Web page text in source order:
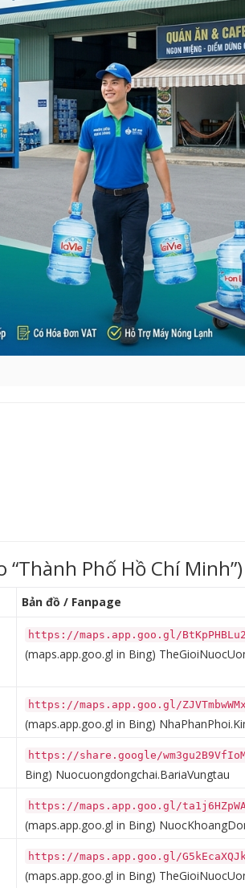
Phố Hồ Chí Minh”)
Bản đồ / Fanpage
https://maps.app.goo.gl/
(maps.app.goo.gl in Bing)
https://maps.app.goo.gl/
(maps.app.goo.gl in Bing)
https://share.google/
Bing) Nuocuongdongchai.BariaVungtau
https://maps.app.goo.gl/
(maps.app.goo.gl in Bing)
https://maps.app.goo.gl/
(maps.app.goo.gl in Bing)